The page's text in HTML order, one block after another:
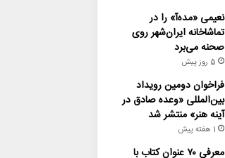
نعیمی «مده‌آ» را در
تماشاخانه ایران‌شهر روی
صحنه می‌برد
5 روز پیش
فراخوان دومین رویداد
بین‌المللی «وعده صادق در
آینه هنر» منتشر شد
1 هفته پیش
معرفی ۷۰ عنوان کتاب با